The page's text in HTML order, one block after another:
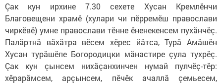
Çак кун ирхине 7.30 сехете Хусан Кремлӗнчи
Благовещени храмӗ (хулари чи пӗрремӗш православи
чиркӗвӗ) умне православи тӗнне ӗненекенсем пухăнчӗç.
Палăртнă вăхăтра вӗсем хӗрес йăтса, Турă Амăшӗн
Хусан турăшӗпе Богородицки мăнастире çула тухрӗç.
Çак кун çынсем нихăçанхинчен нумай пулчӗç-тӗр:
хӗрарăмсем, арçынсем, пӗчӗк ачаллă çемьесем,